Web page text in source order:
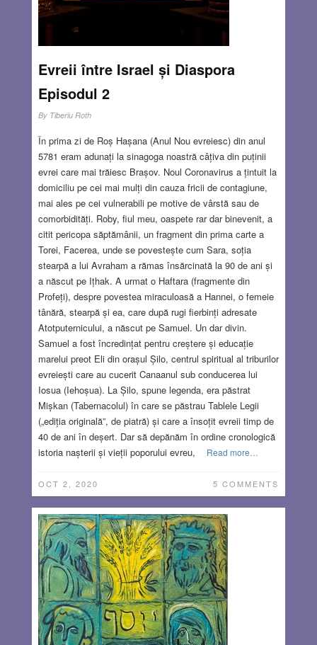
Evreii între Israel și Diaspora
Episodul 2
By Tiberiu Roth
În prima zi de Roș Hașana (Anul Nou evreiesc) din anul
5781 eram adunați la sinagoga noastră câțiva din puținii
evrei care mai trăiesc Brașov. Noul Coronavirus a țintuit la
domiciliu pe cei mai mulți din cauza fricii de contagiune,
mai ales pe cei vulnerabili pe motive de vârstă sau de
comorbidități. Roby, fiul meu, oaspete rar dar binevenit, a
citit pericopa săptămânii, un fragment din prima carte a
Torei, Facerea, unde se povestește cum Sara, soția
stearpă a lui Avraham a rămas însărcinată la 90 de ani și
a născut pe Ițhak. A urmat o Haftara (fragmente din
Profeți), despre povestea miraculoasă a Hannei, o femeie
tânără, stearpă și ea, care după rugi fierbinți adresate
Atotputernicului, a născut pe Samuel. Un dar divin.
Samuel a fost încredințat pentru creștere și educație
marelui preot Eli din orașul Șilo, centrul spiritual al triburilor
evreiești care au cucerit Canaanul sub conducerea lui
Iosua (Iehoșua). La Șilo, spune legenda, era păstrat
Mișkan (Tabernacolul) în care se păstrau Tablele Legii
(„ediția originală”, de piatră) și care a însoțit evreii timp de
40 de ani în deșert. Dar să depănăm în ordine cronologică
istoria nașterii și vieții poporului evreu,
Read more…
OCT 2, 2020 5 COMMENTS